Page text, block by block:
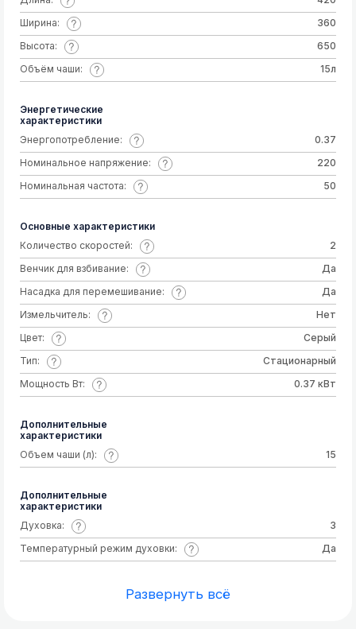
Ширина:
360
Высота:
650
Объём чаши:
15л
Энергетические
характеристики
Энергопотребление:
0.37
Номинальное напряжение:
220
Номинальная частота:
50
Основные характеристики
Количество скоростей:
2
Венчик для взбивание:
Да
Насадка для перемешивание:
Да
Измельчитель:
Нет
Цвет:
Серый
Тип:
Стационарный
Мощность Вт:
0.37 кВт
Дополнительные
характеристики
Объем чаши (л):
15
Дополнительные
характеристики
Духовка:
3
Температурный режим духовки:
Да
Развернуть всё